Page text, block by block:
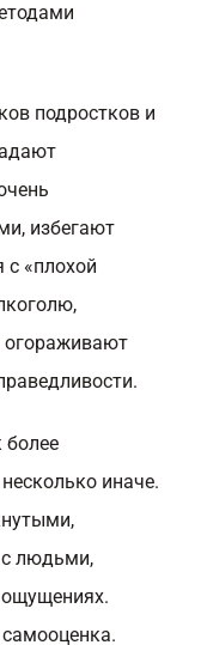
подростков и
избегают
с «плохой
огораживают
более
иначе.
с людьми,
ощущениях.